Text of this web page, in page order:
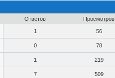
Ответов Просмотров
1 56
0 78
1 219
7 509